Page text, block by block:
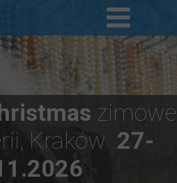
zimowe
Kraków 27-